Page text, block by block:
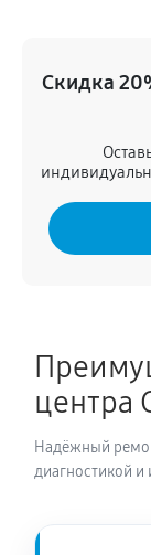
MTB Bundle
Настройка
Bundle
Plus MTB
Не
Скидка
центра
Надёжный
диагностикой и